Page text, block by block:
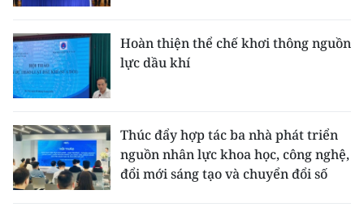
Hoàn thiện thể chế khơi thông nguồn
lực dầu khí
Thúc đẩy hợp tác ba nhà phát triển
nguồn nhân lực khoa học, công nghệ,
đổi mới sáng tạo và chuyển đổi số